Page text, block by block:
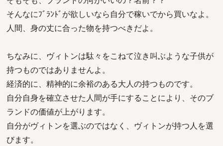
そんなにﾌﾞﾗﾝﾄﾞが欲しいなら自分で稼いでから買いなよ。
人間、身の丈に合った物を持つべきだよ。
ちなみに、ヴィトンは駄々をこねて泣き叫ぶような子供が
持つものではありませんよ。
経済的に、精神的に余裕のある大人の持つものです。
自分自身を確立させた人間が手にすることにより、そのブ
ランドの価値が上がります。
自分がヴィトンを選ぶのではなく、ヴィトンが持つ人を選
びます。